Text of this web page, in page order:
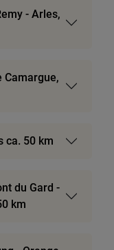
- Arles,
Camargue,
ca. 50 km
du Gard -
km